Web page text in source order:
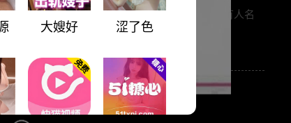
发给上传者，且在内容被禁的位置公示版权所有人名
大嫂好 涩了色